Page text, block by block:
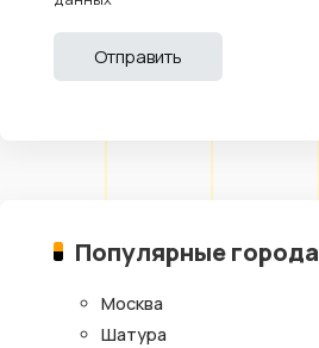
Популярные города
Москва
Шатура